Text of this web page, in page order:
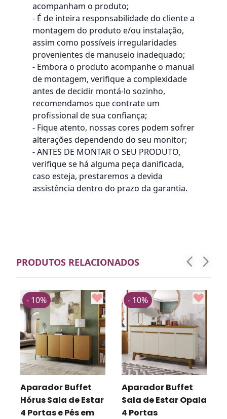
acompanham o produto;
- É de inteira responsabilidade do cliente a
montagem do produto e/ou instalação,
assim como possíveis irregularidades
provenientes de manuseio inadequado;
- Embora o produto acompanhe o manual
de montagem, verifique a complexidade
antes de decidir montá-lo sozinho,
recomendamos que contrate um
profissional de sua confiança;
- Fique atento, nossas cores podem sofrer
alterações dependendo do seu monitor;
- ANTES DE MONTAR O SEU PRODUTO,
verifique se há alguma peça danificada,
caso esteja, prestaremos a devida
assistência dentro do prazo da garantia.
PRODUTOS RELACIONADOS
Aparador Buffet
Hórus Sala de Estar
4 Portas e Pés em
- 10%
Aparador Buffet
Sala de Estar Opala
4 Portas
- 10%